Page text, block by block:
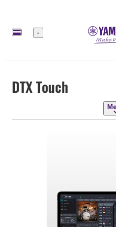
Menü
DTX Touch